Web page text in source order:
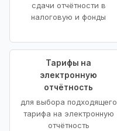
сдачи отчётности в
налоговую и фонды
Тарифы на
электронную
отчётность
для выбора подходящего
тарифа на электронную
отчётность